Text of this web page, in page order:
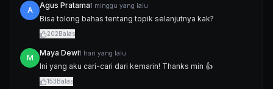
A
Agus Pratama1 minggu yang lalu
Bisa tolong bahas tentang topik selanjutnya kak?
202Balas
M
Maya Dewi1 hari yang lalu
Ini yang aku cari-cari dari kemarin! Thanks min 👍
153Balas